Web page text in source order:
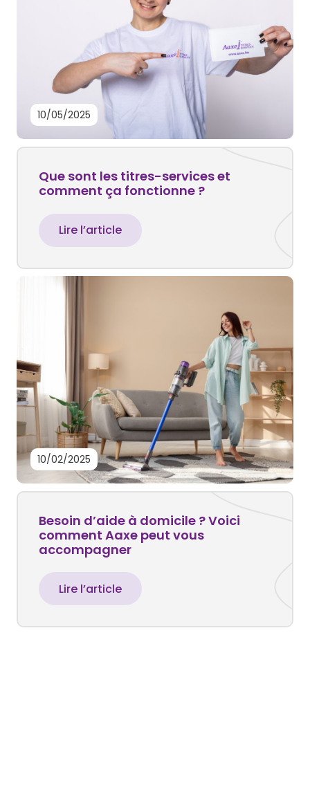
10/05/2025
Que sont les titres-services et
comment ça fonctionne ?
Lire l’article
10/02/2025
Besoin d’aide à domicile ? Voici
comment Aaxe peut vous
accompagner
Lire l’article